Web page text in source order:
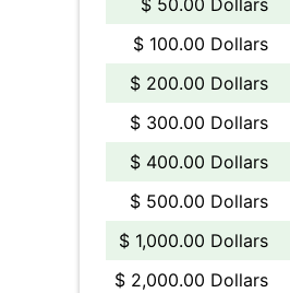
$ 50.00 Dollars
$ 100.00 Dollars
$ 200.00 Dollars
$ 300.00 Dollars
$ 400.00 Dollars
$ 500.00 Dollars
$ 1,000.00 Dollars
$ 2,000.00 Dollars